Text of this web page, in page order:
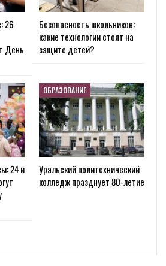
26
День
Безопасность школьников:
какие технологии стоят на
защите детей?
24 и
ОБРАЗОВАНИЕ
Уральский политехнический
колледж празднует 80-летие